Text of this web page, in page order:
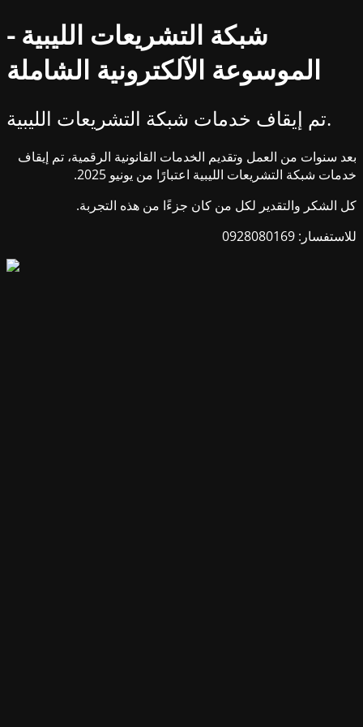
شبكة التشريعات الليبية -
الموسوعة الآلكترونية الشاملة
تم إيقاف خدمات شبكة التشريعات الليبية.
بعد سنوات من العمل وتقديم الخدمات القانونية الرقمية، تم إيقاف
خدمات شبكة التشريعات الليبية اعتبارًا من يونيو 2025.
كل الشكر والتقدير لكل من كان جزءًا من هذه التجربة.
للاستفسار: 0928080169